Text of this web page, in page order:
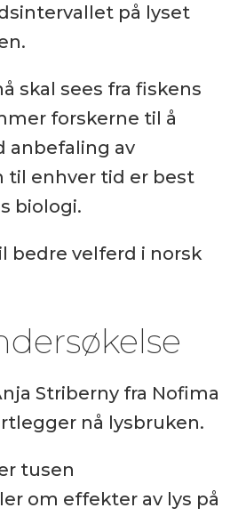
på lyset
skal sees fra fiskens
forskerne til å
anbefaling av
til enhver tid er best
biologi.
bedre velferd i norsk
Striberny fra Nofima
nå lysbruken.
tusen
om effekter av lys på